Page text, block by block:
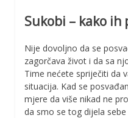
Sukobi – kako
Nije dovoljno da se
zagorčava život i da sa
Time nećete spriječiti da
situacija. Kad se
mjere da više nikad ne
da smo se tog dijela